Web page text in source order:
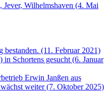
Jever, Wilhelmshaven (4. Mai
(11. Februar 2021)
Schortens gesucht (6. Januar
Erwin Janßen aus
weiter (7. Oktober 2025)